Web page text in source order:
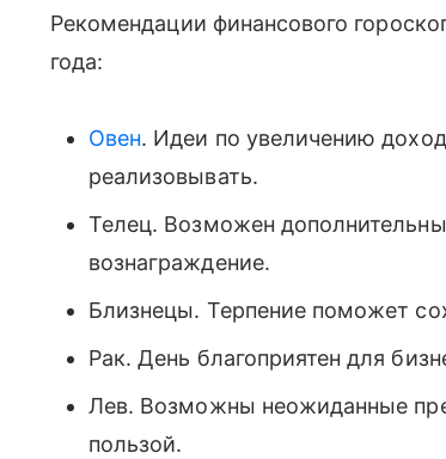
Рекомендации финансового
года:
Овен. Идеи по увеличению
реализовывать.
Телец. Возможен
вознаграждение.
Близнецы. Терпение поможет
Рак. День благоприятен для
Лев. Возможны неожиданные
пользой.